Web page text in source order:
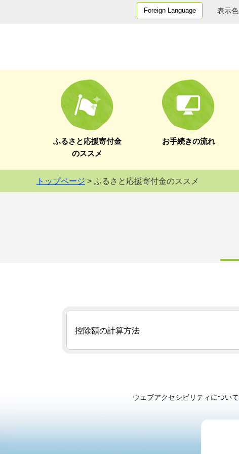
Foreign Language 表示色
ふるさと応援寄付金
のススメ
お手続きの流れ
トップページ > ふるさと応援寄付金のススメ
控除額の計算方法
ウェブアクセシビリティについて